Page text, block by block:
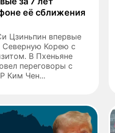
её сближения
Цзиньпин впервые
Северную Корею с
В Пхеньяне
переговоры с
Ким Чен...